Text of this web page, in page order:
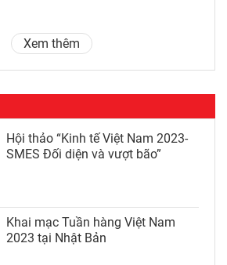
Xem thêm
Hội thảo “Kinh tế Việt Nam 2023-
SMES Đối diện và vượt bão”
Khai mạc Tuần hàng Việt Nam
2023 tại Nhật Bản